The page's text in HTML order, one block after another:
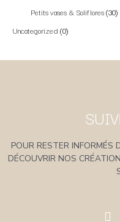
Petits vases & Soliflores 30
Uncategorized 0
POUR RESTER INFORMÉS
DÉCOUVRIR NOS